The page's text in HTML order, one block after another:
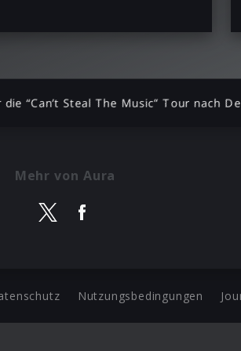
“Can’t Steal The Music” Tour nach
Mehr von Aura
Nutzungsbedingungen